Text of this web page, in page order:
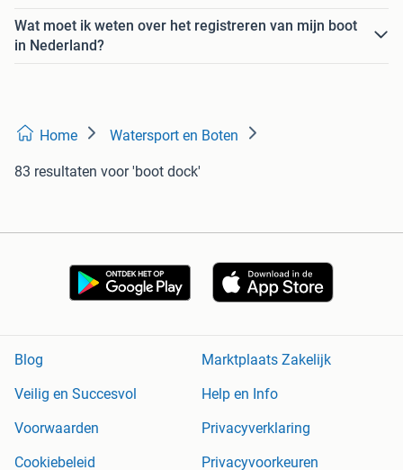
Wat moet ik weten over het registreren van mijn boot
in Nederland?
Home Watersport en Boten
83 resultaten voor 'boot dock'
Blog
Marktplaats Zakelijk
Veilig en Succesvol
Help en Info
Voorwaarden
Privacyverklaring
Cookiebeleid
Privacyvoorkeuren